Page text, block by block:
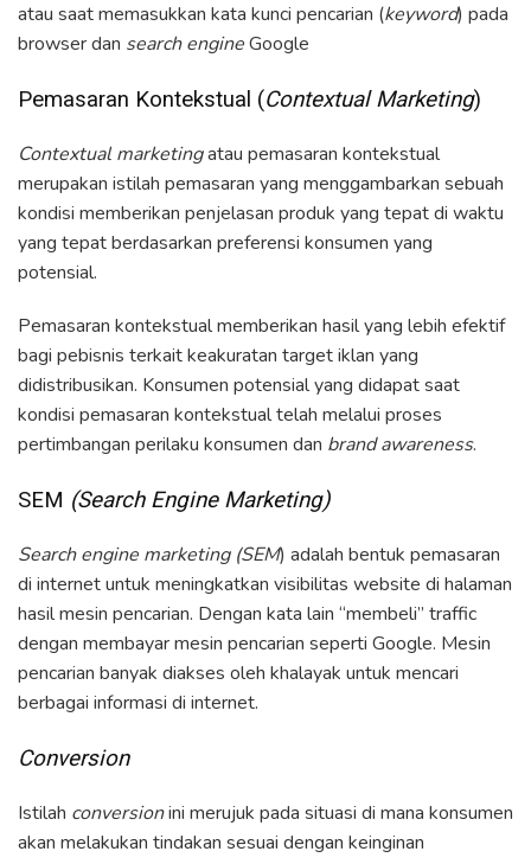
atau saat memasukkan kata kunci pencarian (keyword) pada
browser dan search engineGoogle
Pemasaran Kontekstual (Contextual Marketing)
Contextual marketingatau pemasaran kontekstual
merupakan istilah pemasaran yang menggambarkan sebuah
kondisi memberikan penjelasan produk yang tepat di waktu
yang tepat berdasarkan preferensi konsumen yang
potensial.
Pemasaran kontekstual memberikan hasil yang lebih efektif
bagi pebisnis terkait keakuratan target iklan yang
didistribusikan. Konsumen potensial yang didapat saat
kondisi pemasaran kontekstual telah melalui proses
pertimbangan perilaku konsumen dan brand awareness.
SEM (Search Engine Marketing)
Search engine marketing (SEM) adalah bentuk pemasaran
di internet untuk meningkatkan visibilitas website di halaman
hasil mesin pencarian. Dengan kata lain “membeli” traffic
dengan membayar mesin pencarian seperti Google. Mesin
pencarian banyak diakses oleh khalayak untuk mencari
berbagai informasi di internet.
Conversion
Istilah conversionini merujuk pada situasi di mana konsumen
akan melakukan tindakan sesuai dengan keinginan